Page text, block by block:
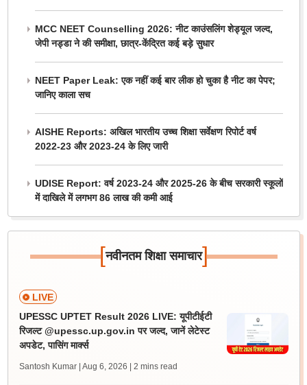
MCC NEET Counselling 2026: नीट काउंसलिंग शेड्यूल जल्द,
जेपी नड्डा ने की समीक्षा, छात्र-केंद्रित कई बड़े सुधार
NEET Paper Leak: एक नहीं कई बार लीक हो चुका है नीट का पेपर;
जानिए काला सच
AISHE Reports: अखिल भारतीय उच्च शिक्षा सर्वेक्षण रिपोर्ट वर्ष
2022-23 और 2023-24 के लिए जारी
UDISE Report: वर्ष 2023-24 और 2025-26 के बीच सरकारी स्कूलों
में दाखिले में लगभग 86 लाख की कमी आई
[नवीनतम शिक्षा समाचार]
LIVE
UPESSC UPTET Result 2026 LIVE: यूपीटीईटी
रिजल्ट @upessc.up.gov.in पर जल्द, जानें लेटेस्ट
अपडेट, पासिंग मार्क्स
Santosh Kumar | Aug 6, 2026 | 2 mins read